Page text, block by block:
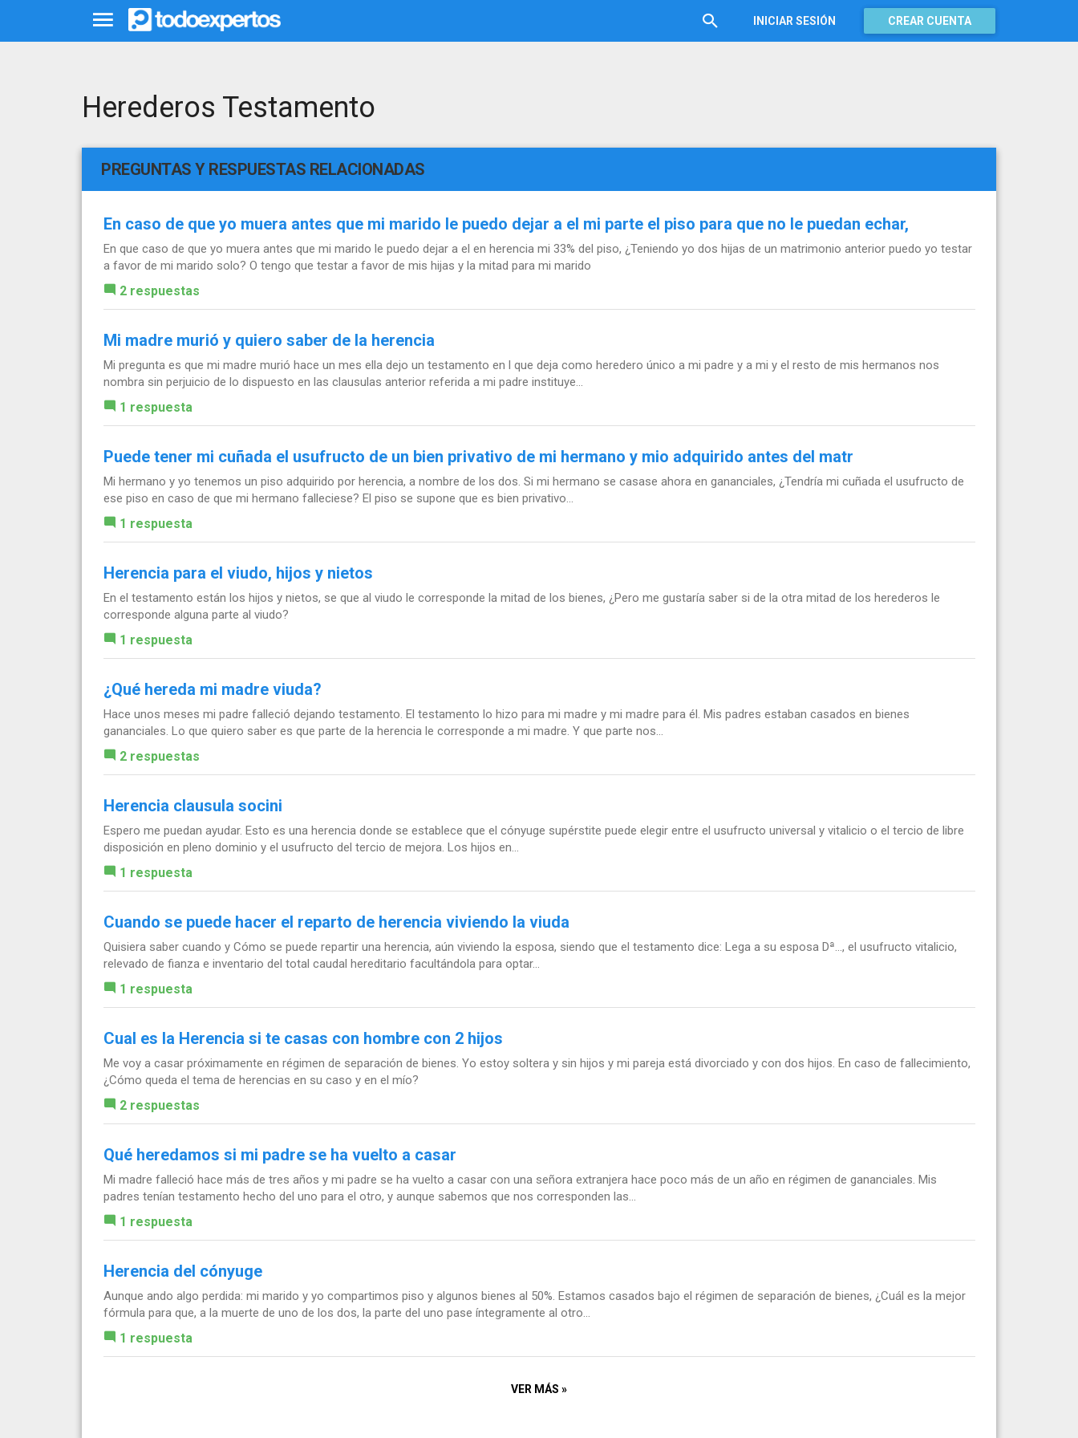
INICIAR SESIÓN CREAR CUENTA
Herederos Testamento
PREGUNTAS Y RESPUESTAS RELACIONADAS
En caso de que yo muera antes que mi marido le puedo dejar a el mi parte el piso para que no le puedan echar,
En que caso de que yo muera antes que mi marido le puedo dejar a el en herencia mi 33% del piso, ¿Teniendo yo dos hijas de un matrimonio anterior puedo yo testar
a favor de mi marido solo? O tengo que testar a favor de mis hijas y la mitad para mi marido
2 respuestas
Mi madre murió y quiero saber de la herencia
Mi pregunta es que mi madre murió hace un mes ella dejo un testamento en l que deja como heredero único a mi padre y a mi y el resto de mis hermanos nos
nombra sin perjuicio de lo dispuesto en las clausulas anterior referida a mi padre instituye...
1 respuesta
Puede tener mi cuñada el usufructo de un bien privativo de mi hermano y mio adquirido antes del matr
Mi hermano y yo tenemos un piso adquirido por herencia, a nombre de los dos. Si mi hermano se casase ahora en gananciales, ¿Tendría mi cuñada el usufructo de
ese piso en caso de que mi hermano falleciese? El piso se supone que es bien privativo...
1 respuesta
Herencia para el viudo, hijos y nietos
En el testamento están los hijos y nietos, se que al viudo le corresponde la mitad de los bienes, ¿Pero me gustaría saber si de la otra mitad de los herederos le
corresponde alguna parte al viudo?
1 respuesta
¿Qué hereda mi madre viuda?
Hace unos meses mi padre falleció dejando testamento. El testamento lo hizo para mi madre y mi madre para él. Mis padres estaban casados en bienes
gananciales. Lo que quiero saber es que parte de la herencia le corresponde a mi madre. Y que parte nos...
2 respuestas
Herencia clausula socini
Espero me puedan ayudar. Esto es una herencia donde se establece que el cónyuge supérstite puede elegir entre el usufructo universal y vitalicio o el tercio de libre
disposición en pleno dominio y el usufructo del tercio de mejora. Los hijos en...
1 respuesta
Cuando se puede hacer el reparto de herencia viviendo la viuda
Quisiera saber cuando y Cómo se puede repartir una herencia, aún viviendo la esposa, siendo que el testamento dice: Lega a su esposa Dª..., el usufructo vitalicio,
relevado de fianza e inventario del total caudal hereditario facultándola para optar...
1 respuesta
Cual es la Herencia si te casas con hombre con 2 hijos
Me voy a casar próximamente en régimen de separación de bienes. Yo estoy soltera y sin hijos y mi pareja está divorciado y con dos hijos. En caso de fallecimiento,
¿Cómo queda el tema de herencias en su caso y en el mío?
2 respuestas
Qué heredamos si mi padre se ha vuelto a casar
Mi madre falleció hace más de tres años y mi padre se ha vuelto a casar con una señora extranjera hace poco más de un año en régimen de gananciales. Mis
padres tenían testamento hecho del uno para el otro, y aunque sabemos que nos corresponden las...
1 respuesta
Herencia del cónyuge
Aunque ando algo perdida: mi marido y yo compartimos piso y algunos bienes al 50%. Estamos casados bajo el régimen de separación de bienes, ¿Cuál es la mejor
fórmula para que, a la muerte de uno de los dos, la parte del uno pase íntegramente al otro...
1 respuesta
VER MÁS »